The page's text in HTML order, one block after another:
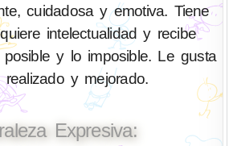
cuidadosa y emotiva. Tiene
intelectualidad y recibe
y lo imposible. Le gusta
realizado y mejorado.
Expresiva: